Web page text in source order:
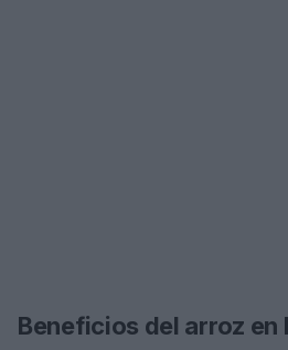
Beneficios del arroz en